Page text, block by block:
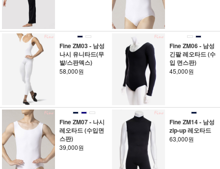
Fine ZM03 - 남성
나시 유니타드(무
발/스판덱스)
58,000원
Fine ZM06 - 남성
긴팔 레오타드 (수
입 면스판)
45,000원
Fine ZM07 - 나시
레오타드 (수입면
스판)
39,000원
Fine ZM14 - 남성
zip-up 레오타드
63,000원